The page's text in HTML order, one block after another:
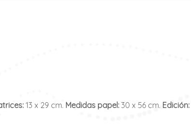
13 x 29 cm. Medidas papel: 30 x 56 cm. Edición: